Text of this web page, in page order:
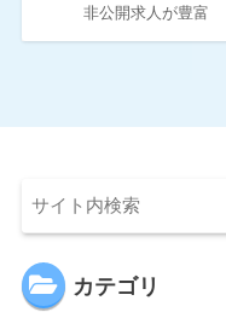
非公開求人が豊富
カテゴリ